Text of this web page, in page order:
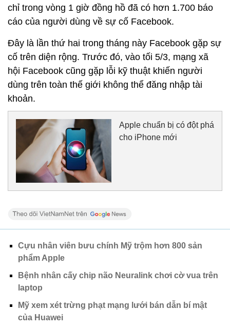
chỉ trong vòng 1 giờ đồng hồ đã có hơn 1.700 báo
cáo của người dùng về sự cố Facebook.
Đây là lần thứ hai trong tháng này Facebook gặp sự
cố trên diện rộng. Trước đó, vào tối 5/3, mạng xã
hội Facebook cũng gặp lỗi kỹ thuật khiến người
dùng trên toàn thế giới không thể đăng nhập tài
khoản.
Apple chuẩn bị có đột phá
cho iPhone mới
Cựu nhân viên bưu chính Mỹ trộm hơn 800 sản
phẩm Apple
Bệnh nhân cấy chip não Neuralink chơi cờ vua trên
laptop
Mỹ xem xét trừng phạt mạng lưới bán dẫn bí mật
của Huawei